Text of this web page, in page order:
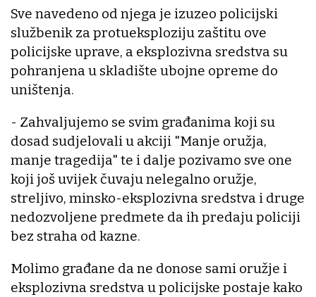
Sve navedeno od njega je izuzeo policijski
službenik za protueksploziju zaštitu ove
policijske uprave, a eksplozivna sredstva su
pohranjena u skladište ubojne opreme do
uništenja.
- Zahvaljujemo se svim građanima koji su
dosad sudjelovali u akciji "Manje oružja,
manje tragedija" te i dalje pozivamo sve one
koji još uvijek čuvaju nelegalno oružje,
streljivo, minsko-eksplozivna sredstva i druge
nedozvoljene predmete da ih predaju policiji
bez straha od kazne.
Molimo građane da ne donose sami oružje i
eksplozivna sredstva u policijske postaje kako